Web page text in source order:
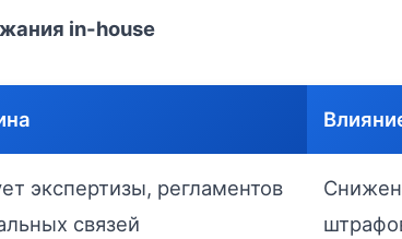
in-house
экспертизы, регламентов
связей